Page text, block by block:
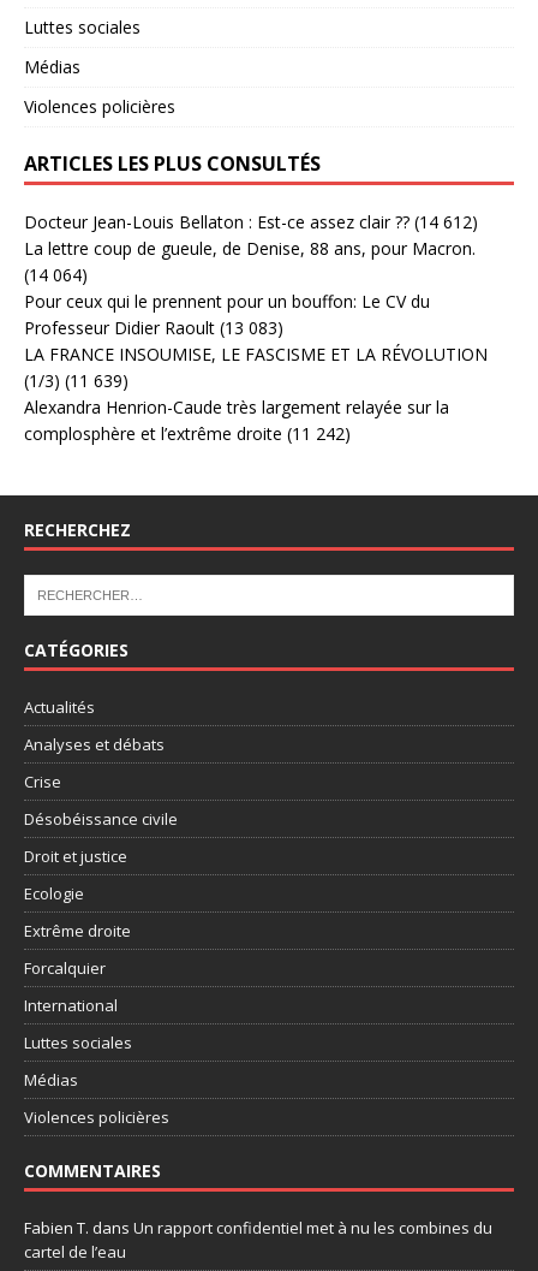
Luttes sociales
Médias
Violences policières
ARTICLES LES PLUS CONSULTÉS
Docteur Jean-Louis Bellaton : Est-ce assez clair ?? (14 612)
La lettre coup de gueule, de Denise, 88 ans, pour Macron.
(14 064)
Pour ceux qui le prennent pour un bouffon: Le CV du
Professeur Didier Raoult (13 083)
LA FRANCE INSOUMISE, LE FASCISME ET LA RÉVOLUTION
(1/3) (11 639)
Alexandra Henrion-Caude très largement relayée sur la
complosphère et l’extrême droite (11 242)
RECHERCHEZ
CATÉGORIES
Actualités
Analyses et débats
Crise
Désobéissance civile
Droit et justice
Ecologie
Extrême droite
Forcalquier
International
Luttes sociales
Médias
Violences policières
COMMENTAIRES
Fabien T. dans Un rapport confidentiel met à nu les combines du
cartel de l’eau